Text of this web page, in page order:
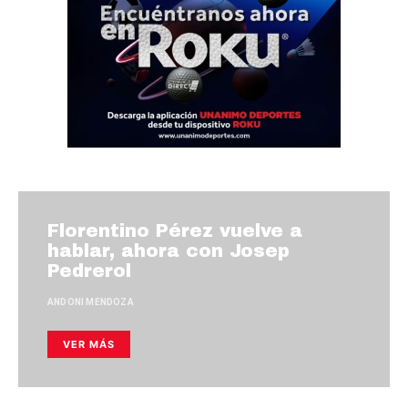
Florentino Pérez vuelve a
hablar, ahora con Josep
Pedrerol
ANDONI MENDOZA
VER MÁS